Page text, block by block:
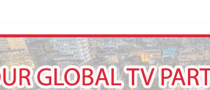
Understanding of Justice